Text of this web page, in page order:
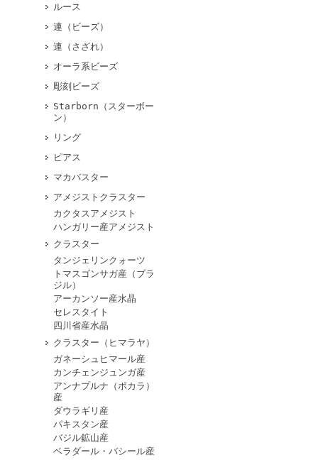
ルース
連（ビーズ）
連（さざれ）
オーラ系ビーズ
彫刻ビーズ
Starborn（スターボー
ン）
リング
ピアス
マカバスター
アメジストクラスター
カクタスアメジスト
ハンガリー産アメジスト
クラスター
タンジェリンクォーツ
トマスゴンサガ産（ブラ
ジル）
アーカンソー産水晶
セレスタイト
四川省産水晶
クラスター（ヒマラヤ）
ガネーシュヒマール産
カンチェンジュンガ産
アンナプルナ（ポカラ）
産
ダウラギリ産
パキスタン産
バジル鉱山産
ベラダール・バシール産